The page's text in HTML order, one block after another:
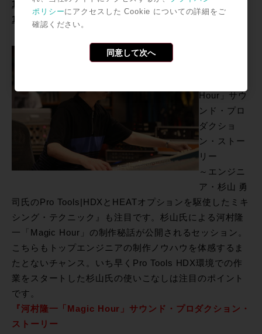
11/18 13:30~14:30
11/19 11:20~12:20
Hour」サウ
ンド・プロ
ダクショ
ン・ストー
リー
～エンジニ
ア・杉山 勇
司氏のPro Tools|HDXとHEATオプションを駆使したミキ
シング・テクニック』も注目です。杉山氏による河村隆
一「Magic Hour」の制作秘話が公開されるセッション。
こちらもトップエンジニアの制作ノウハウを体感するま
たとないチャンス。いち早くPro Tools HDX環境での作
業をスタートした杉山氏の使いこなしは注目のポイント
です。
『河村隆一「Magic Hour」サウンド・プロダクション・
ストーリー
ポリシーにアクセスした Cookie についての詳細をご
確認ください。
同意して次へ